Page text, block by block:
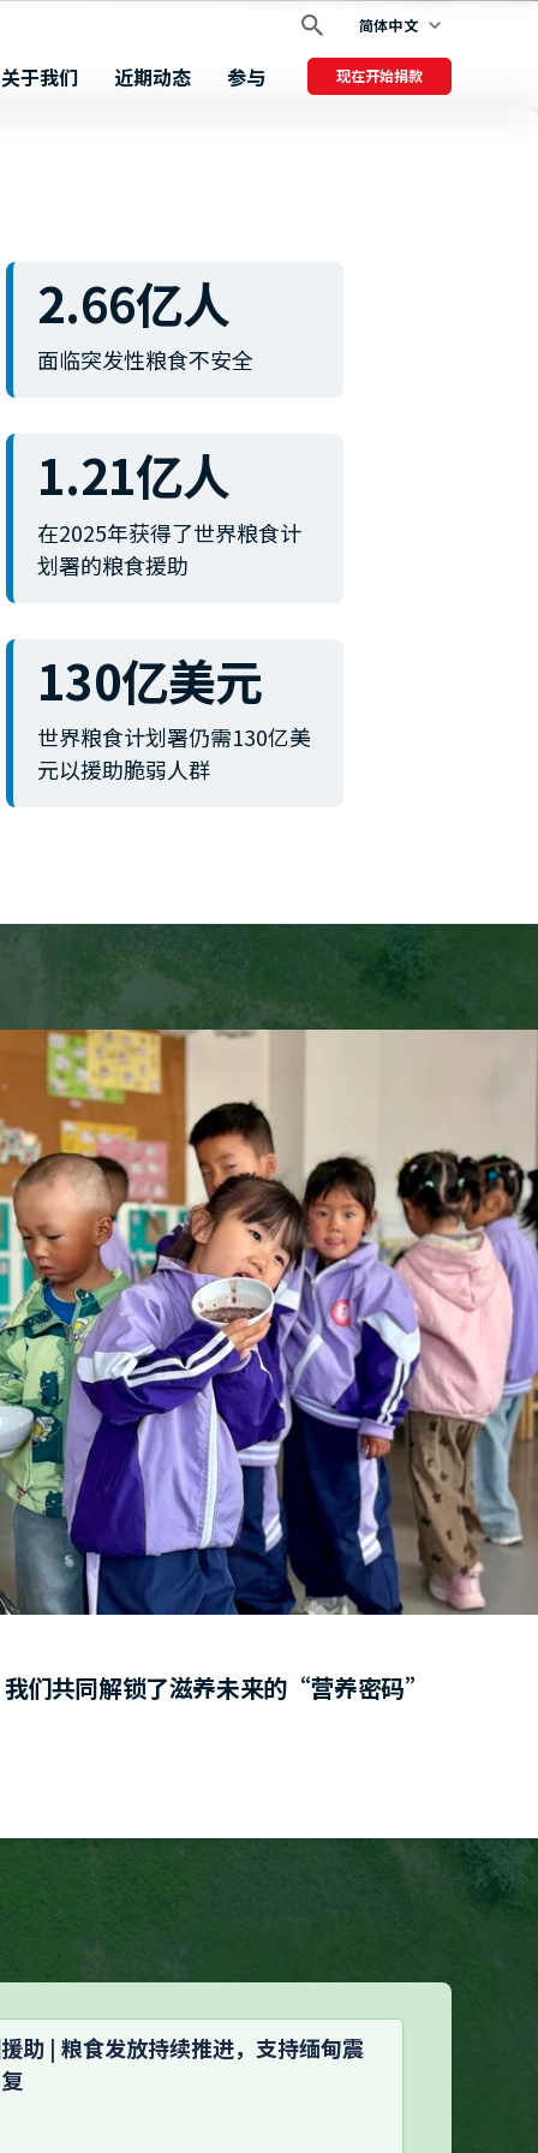
简体中文
关于我们 近期动态 参与 现在开始捐款
2.66亿人
面临突发性粮食不安全
1.21亿人
在2025年获得了世界粮食计
划署的粮食援助
130亿美元
世界粮食计划署仍需130亿美
元以援助脆弱人群
们共同解锁了滋养未来的“营养密码”
助 | 粮食发放持续推进，支持缅甸震